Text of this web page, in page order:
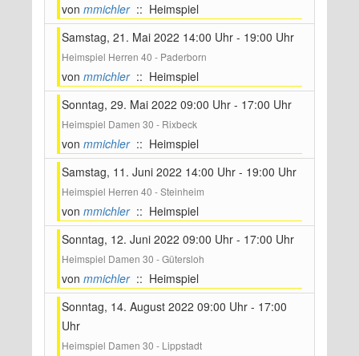
von mmichler:: Heimspiel
Samstag, 21. Mai 2022 14:00 Uhr - 19:00 Uhr
Heimspiel Herren 40 - Paderborn
von mmichler:: Heimspiel
Sonntag, 29. Mai 2022 09:00 Uhr - 17:00 Uhr
Heimspiel Damen 30 - Rixbeck
von mmichler:: Heimspiel
Samstag, 11. Juni 2022 14:00 Uhr - 19:00 Uhr
Heimspiel Herren 40 - Steinheim
von mmichler:: Heimspiel
Sonntag, 12. Juni 2022 09:00 Uhr - 17:00 Uhr
Heimspiel Damen 30 - Gütersloh
von mmichler:: Heimspiel
Sonntag, 14. August 2022 09:00 Uhr - 17:00
Uhr
Heimspiel Damen 30 - Lippstadt